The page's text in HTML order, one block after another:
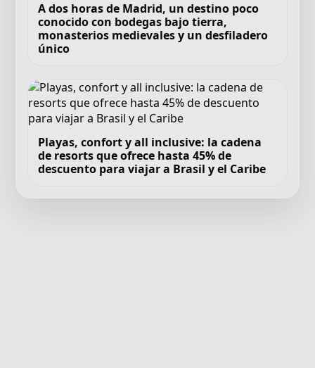
A dos horas de Madrid, un destino poco
conocido con bodegas bajo tierra,
monasterios medievales y un desfiladero
único
Playas, confort y all inclusive: la cadena
de resorts que ofrece hasta 45% de
descuento para viajar a Brasil y el Caribe